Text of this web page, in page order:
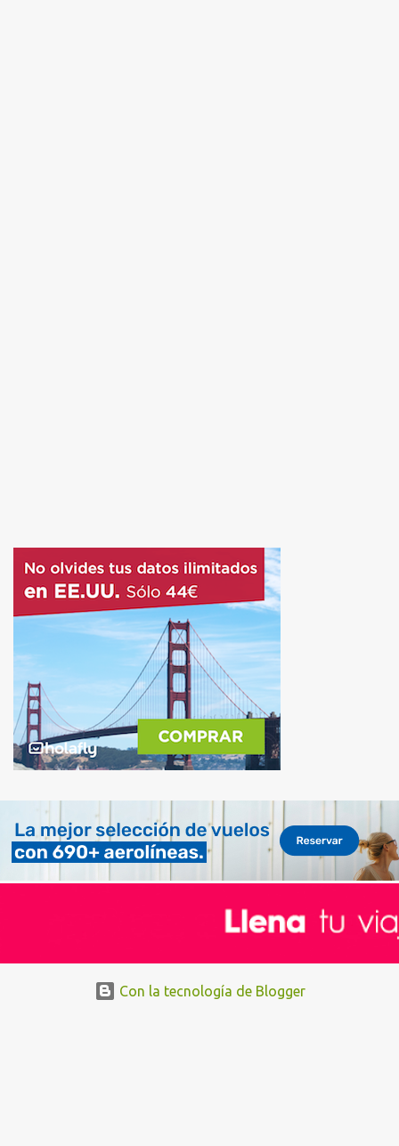
Con la tecnología de Blogger